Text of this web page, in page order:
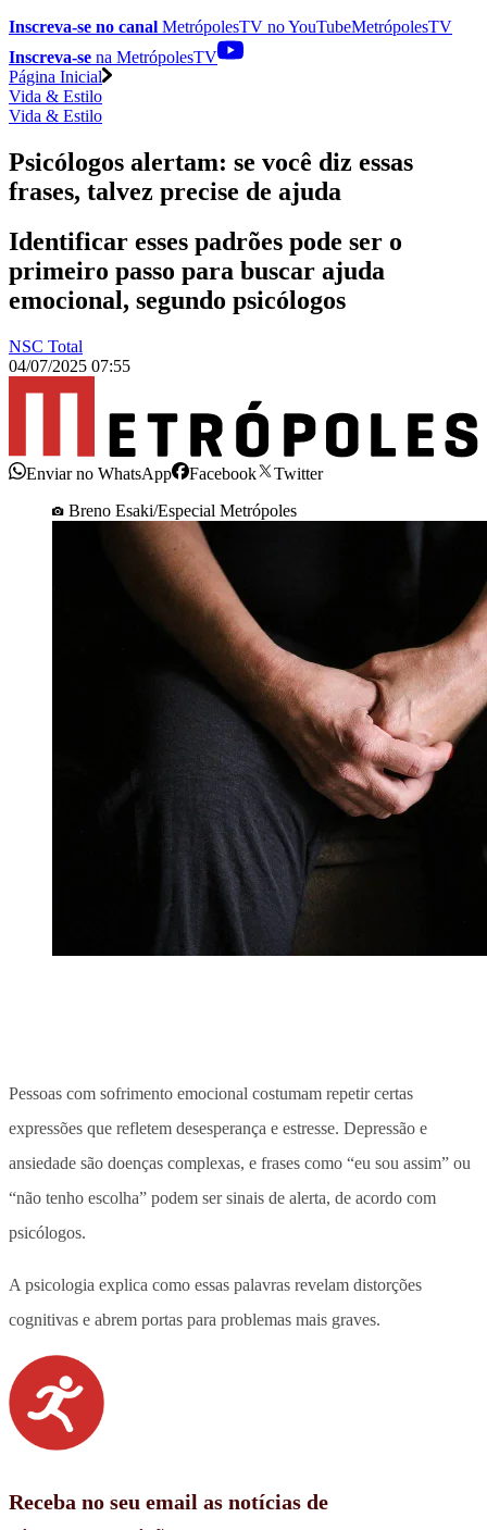
Inscreva-se no canal MetrópolesTV noYouTubeMetrópolesTV
Inscreva-se na MetrópolesTV
Página Inicial
Vida & Estilo
Vida & Estilo
Psicólogos alertam: se você diz essas
frases, talvez precise de ajuda
Identificar esses padrões pode ser o
primeiro passo para buscar ajuda
emocional, segundo psicólogos
NSC Total
04/07/2025 07:55
Enviar no WhatsApp Facebook
Twitter
Breno Esaki/Especial Metrópoles
Pessoas com sofrimento emocional costumam repetir certas
expressões que refletem desesperança e estresse. Depressão e
ansiedade são doenças complexas, e frases como “eu sou assim” ou
“não tenho escolha” podem ser sinais de alerta, de acordo com
psicólogos.
A psicologia explica como essas palavras revelam distorções
cognitivas e abrem portas para problemas mais graves.
Receba no seu email as notícias de